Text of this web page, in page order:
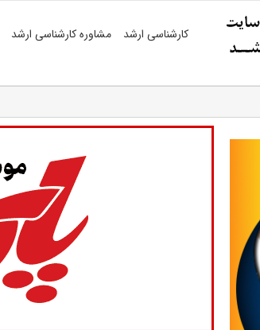
کارشناسی ارشد مشاوره کارشناسی ارشد